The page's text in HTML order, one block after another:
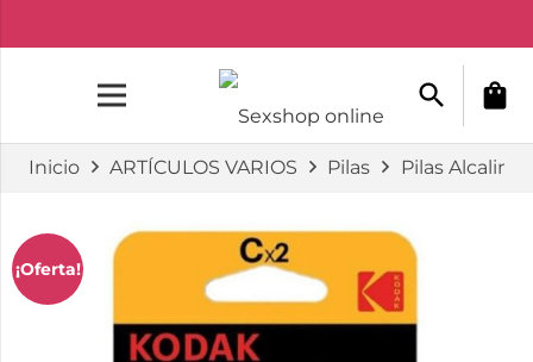
search shopping_bag
Inicio ARTÍCULOS VARIOS Pilas Pilas Alcalinas
¡Oferta!